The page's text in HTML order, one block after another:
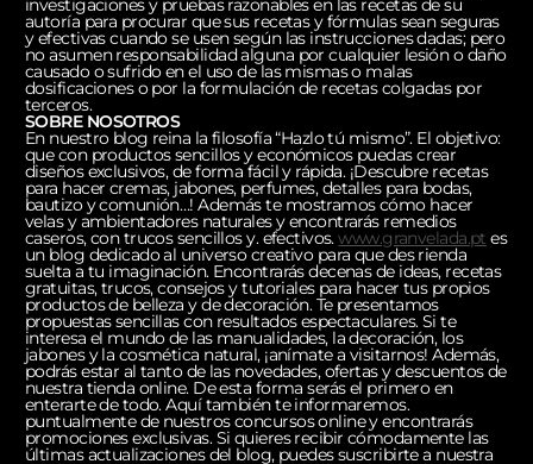
investigaciones y pruebas razonables en las recetas de su
autoría para procurar que sus recetas y fórmulas sean seguras
y efectivas cuando se usen según las instrucciones dadas; pero
no asumen responsabilidad alguna por cualquier lesión o daño
causado o sufrido en el uso de las mismas o malas
dosificaciones o por la formulación de recetas colgadas por
terceros.
SOBRE NOSOTROS
En nuestro blog reina la filosofía “Hazlo tú mismo”. El objetivo:
que con productos sencillos y económicos puedas crear
diseños exclusivos, de forma fácil y rápida. ¡Descubre recetas
para hacer cremas, jabones, perfumes, detalles para bodas,
bautizo y comunión…! Además te mostramos cómo hacer
velas y ambientadores naturales y encontrarás remedios
caseros, con trucos sencillos y. efectivos.www.granvelada.pt es
un blog dedicado al universo creativo para que des rienda
suelta a tu imaginación. Encontrarás decenas de ideas, recetas
gratuitas, trucos, consejos y tutoriales para hacer tus propios
productos de belleza y de decoración. Te presentamos
propuestas sencillas con resultados espectaculares. Si te
interesa el mundo de las manualidades, la decoración, los
jabones y la cosmética natural, ¡anímate a visitarnos! Además,
podrás estar al tanto de las novedades, ofertas y descuentos de
nuestra tienda online. De esta forma serás el primero en
enterarte de todo. Aquí también te informaremos.
puntualmente de nuestros concursos online y encontrarás
promociones exclusivas. Si quieres recibir cómodamente las
últimas actualizaciones del blog, puedes suscribirte a nuestra